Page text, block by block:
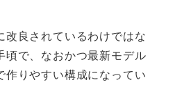
改良されているわけではな
頃で、なおかつ最新モデル
作りやすい構成になってい